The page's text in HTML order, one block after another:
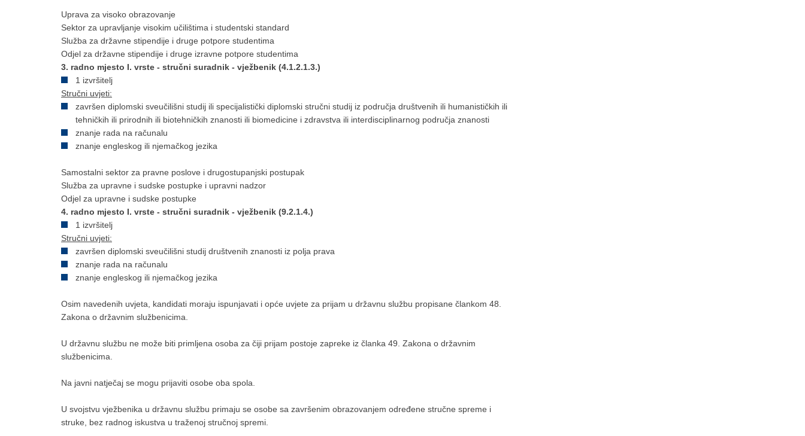
Uprava za visoko obrazovanje
Sektor za upravljanje visokim učilištima i studentski standard
Služba za državne stipendije i druge potpore studentima
Odjel za državne stipendije i druge izravne potpore studentima
3. radno mjesto I. vrste - stručni suradnik - vježbenik (4.1.2.1.3.)
1 izvršitelj
Stručni uvjeti:
završen diplomski sveučilišni studij ili specijalistički diplomski stručni studij iz područja društvenih ili humanističkih ili
tehničkih ili prirodnih ili biotehničkih znanosti ili biomedicine i zdravstva ili interdisciplinarnog područja znanosti
znanje rada na računalu
znanje engleskog ili njemačkog jezika
Samostalni sektor za pravne poslove i drugostupanjski postupak
Služba za upravne i sudske postupke i upravni nadzor
Odjel za upravne i sudske postupke
4. radno mjesto I. vrste - stručni suradnik - vježbenik (9.2.1.4.)
1 izvršitelj
Stručni uvjeti:
završen diplomski sveučilišni studij društvenih znanosti iz polja prava
znanje rada na računalu
znanje engleskog ili njemačkog jezika
Osim navedenih uvjeta, kandidati moraju ispunjavati i opće uvjete za prijam u državnu službu propisane člankom 48.
Zakona o državnim službenicima.
U državnu službu ne može biti primljena osoba za čiji prijam postoje zapreke iz članka 49. Zakona o državnim
službenicima.
Na javni natječaj se mogu prijaviti osobe oba spola.
U svojstvu vježbenika u državnu službu primaju se osobe sa završenim obrazovanjem određene stručne spreme i
struke, bez radnog iskustva u traženoj stručnoj spremi.